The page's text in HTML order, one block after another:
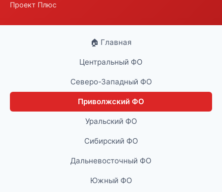
Проект Плюс
🏠 Главная
Центральный ФО
Северо-Западный ФО
Приволжский ФО
Уральский ФО
Сибирский ФО
Дальневосточный ФО
Южный ФО